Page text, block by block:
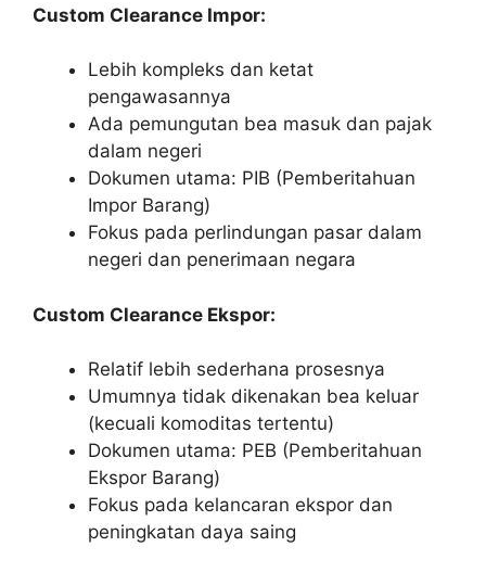
Custom Clearance Impor:
Lebih kompleks dan ketat
pengawasannya
Ada pemungutan bea masuk dan pajak
dalam negeri
Dokumen utama: PIB (Pemberitahuan
Impor Barang)
Fokus pada perlindungan pasar dalam
negeri dan penerimaan negara
Custom Clearance Ekspor:
Relatif lebih sederhana prosesnya
Umumnya tidak dikenakan bea keluar
(kecuali komoditas tertentu)
Dokumen utama: PEB (Pemberitahuan
Ekspor Barang)
Fokus pada kelancaran ekspor dan
peningkatan daya saing